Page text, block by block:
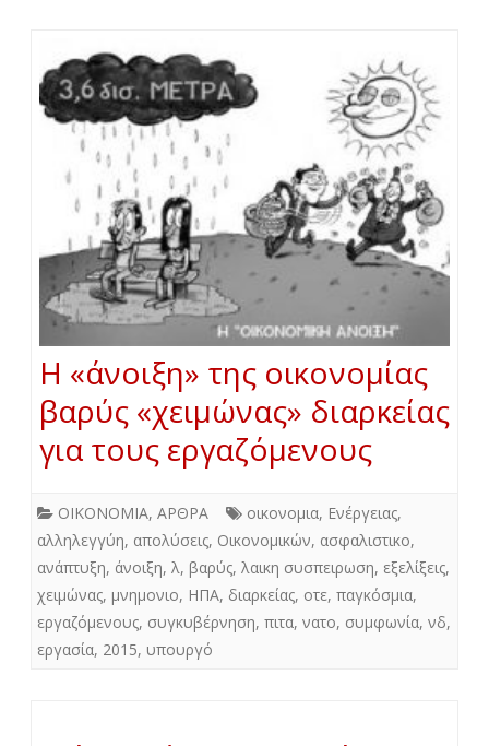
Η «άνοιξη» της οικονομίας
βαρύς «χειμώνας» διαρκείας
για τους εργαζόμενους
ΟΙΚΟΝΟΜΙΑ, ΑΡΘΡΑ οικονομια, Ενέργειας,
αλληλεγγύη, απολύσεις, Οικονομικών, ασφαλιστικο,
ανάπτυξη, άνοιξη, λ, βαρύς, λαικη συσπειρωση, εξελίξεις,
χειμώνας, μνημονιο, ΗΠΑ, διαρκείας, οτε, παγκόσμια,
εργαζόμενους, συγκυβέρνηση, πιτα, νατο, συμφωνία, νδ,
εργασία, 2015, υπουργό